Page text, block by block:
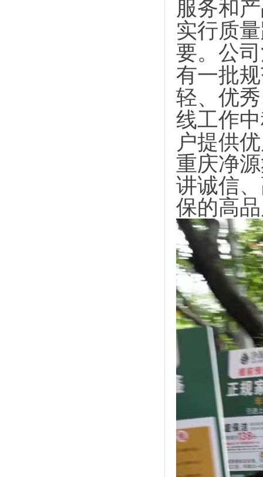
服务和
实行质
要。公
有一批
轻、优
线工作
户提供
重庆净
讲诚信
保的高